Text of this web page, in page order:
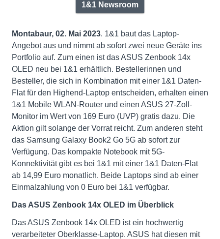
1&1 Newsroom
Montabaur, 02. Mai 2023. 1&1 baut das Laptop-
Angebot aus und nimmt ab sofort zwei neue Geräte ins
Portfolio auf. Zum einen ist das ASUS Zenbook 14x
OLED neu bei 1&1 erhältlich. Bestellerinnen und
Besteller, die sich in Kombination mit einer 1&1 Daten-
Flat für den Highend-Laptop entscheiden, erhalten einen
1&1 Mobile WLAN-Router und einen ASUS 27-Zoll-
Monitor im Wert von 169 Euro (UVP) gratis dazu. Die
Aktion gilt solange der Vorrat reicht. Zum anderen steht
das Samsung Galaxy Book2 Go 5G ab sofort zur
Verfügung. Das kompakte Notebook mit 5G-
Konnektivität gibt es bei 1&1 mit einer 1&1 Daten-Flat
ab 14,99 Euro monatlich. Beide Laptops sind ab einer
Einmalzahlung von 0 Euro bei 1&1 verfügbar.
Das ASUS Zenbook 14x OLED im Überblick
Das ASUS Zenbook 14x OLED ist ein hochwertig
verarbeiteter Oberklasse-Laptop. ASUS hat diesen mit